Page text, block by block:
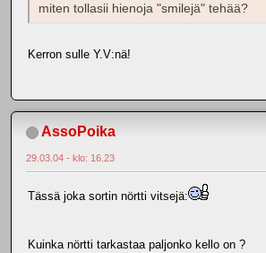
miten tollasii hienoja "smilejä" tehää?
Kerron sulle Y.V:nä!
AssoPoika
29.03.04 - klo: 16.23
Tässä joka sortin nörtti vitsejä:
Kuinka nörtti tarkastaa paljonko kello on ?